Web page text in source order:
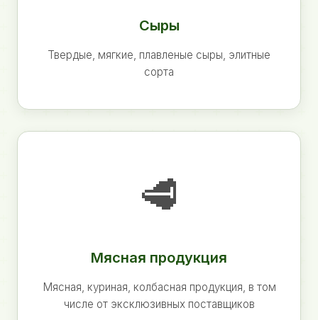
Сыры
Твердые, мягкие, плавленые сыры, элитные
сорта
🥩
Мясная продукция
Мясная, куриная, колбасная продукция, в том
числе от эксклюзивных поставщиков